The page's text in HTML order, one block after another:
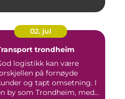
02. jul
trondheim
logistikk kan være
på fornøyde
og tapt omsetning. I
by som Trondheim, med